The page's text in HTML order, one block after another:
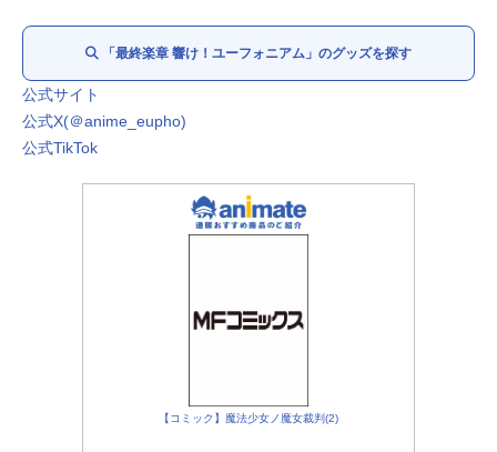
月永求：土屋神葉
剣崎梨々花： 杉浦しおり
釜屋すずめ：夏川椎菜
上石弥生：
松田彩音
針谷佳穂：
「最終楽章 響け！ユーフォニアム」のグッズを探す
公式サイト
公式X(＠anime_eupho)
公式TikTok
【コミック】魔法少女ノ魔女裁判(2)